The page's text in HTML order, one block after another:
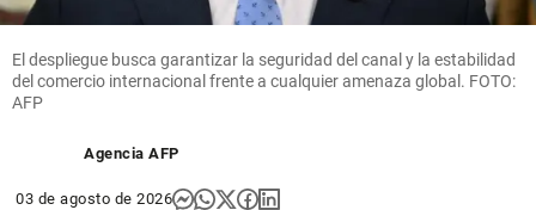
El despliegue busca garantizar la seguridad del canal y la estabilidad
del comercio internacional frente a cualquier amenaza global. FOTO:
AFP
Agencia AFP
03 de agosto de 2026